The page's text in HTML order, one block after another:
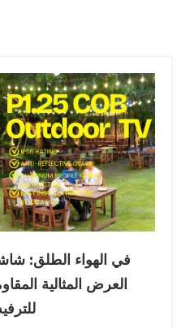
العرض المثالية